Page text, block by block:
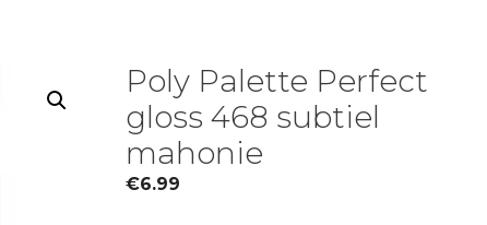
Poly Palette Perfect
gloss 468 subtiel
mahonie
€6.99